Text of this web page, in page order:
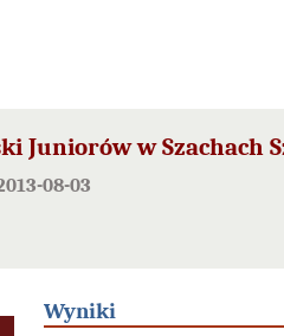
Juniorów w Szachach
08-03
Wyniki